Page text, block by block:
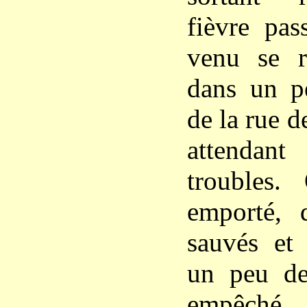
fièvre
venu se
dans un
de la rue
troubles.
emporté,
sauvés et
un peu